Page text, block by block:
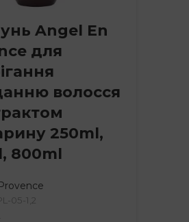
Angel En
для
волосся
250ml,
800ml
05-1,2